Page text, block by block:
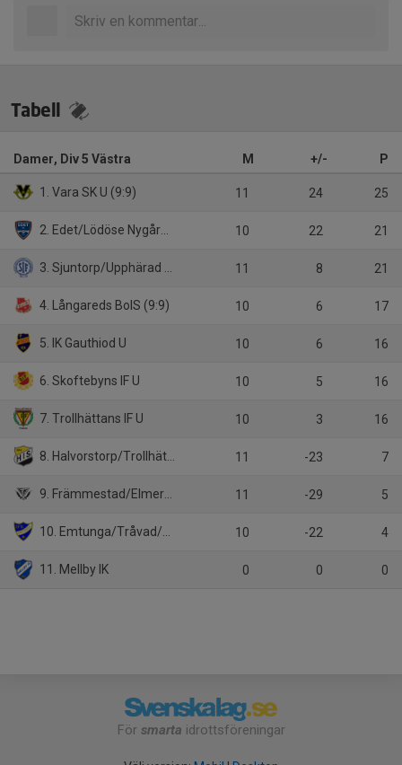
Tabell
Damer, Div 5 Västra M +/- P
1. Vara SK U (9:9) 11 24 25
2. Edet/Lödöse Nygård (9:9) 10 22 21
3. Sjuntorp/Upphärad (9:9) 11 8 21
4. Långareds BoIS (9:9) 10 6 17
5. IK Gauthiod U 10 6 16
6. Skoftebyns IF U 10 5 16
7. Trollhättans IF U 10 3 16
8. Halvorstorp/Trollhättans FK/FC Trollhättan U (9:9) 11 -23 7
9. Främmestad/Elmer-Fåglum/Nossebro U (9:9) 11 -29 5
10. Emtunga/Tråvad/Larv (9:9) 10 -22 4
11. Mellby IK 0 0 0
För smarta idrottsföreningar